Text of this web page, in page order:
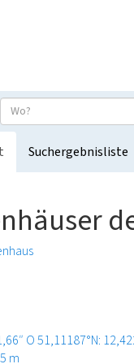
Suchergebnisliste
O51,11187°N:
m